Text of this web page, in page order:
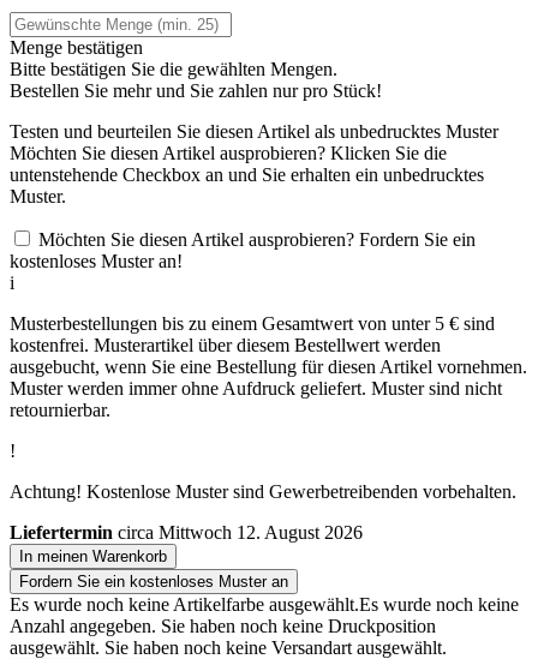
Menge bestätigen
Bitte bestätigen Sie die gewählten Mengen.
Bestellen Sie mehr und Sie zahlen nurpro Stück!
Testen und beurteilen Sie diesen Artikel als unbedrucktes Muster
Möchten Sie diesen Artikel ausprobieren? Klicken Sie die
untenstehende Checkbox an und Sie erhalten ein unbedrucktes
Muster.
Möchten Sie diesen Artikel ausprobieren? Fordern Sie ein
kostenloses Muster an!
i
Musterbestellungen bis zu einem Gesamtwert von unter 5 € sind
kostenfrei. Musterartikel über diesem Bestellwert werden
ausgebucht, wenn Sie eine Bestellung für diesen Artikel vornehmen.
Muster werden immer ohne Aufdruck geliefert. Muster sind nicht
retournierbar.
!
Achtung! Kostenlose Muster sind Gewerbetreibenden vorbehalten.
Liefertermin circa Mittwoch 12. August 2026
In meinen Warenkorb
Fordern Sie ein kostenloses Muster an
Es wurde noch keine Artikelfarbe ausgewählt.Es wurde noch keine
Anzahl angegeben. Sie haben noch keine Druckposition
ausgewählt. Sie haben noch keine Versandart ausgewählt.